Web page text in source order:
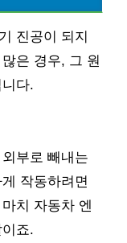
진공이 되지
은 경우, 그 원
다.
부로 빼내는
작동하려면
치 자동차 엔
죠.